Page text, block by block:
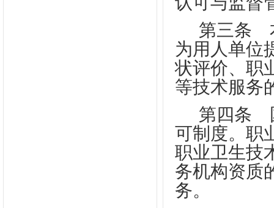
第三条
为用人单位
状评价、职
等技术服务
第四条
可制度。职
职业卫生技
务机构资质
务。